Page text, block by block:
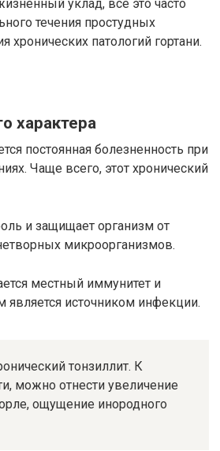
уклад, все это часто
течения простудных
патологий гортани.
характера
постоянная болезненность при
Чаще всего, этот хронический
и защищает организм от
микроорганизмов.
местный иммунитет и
источником инфекции.
тонзиллит. К
можно отнести увеличение
ощущение инородного